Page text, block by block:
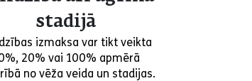
stadijā
izmaksa var tikt veikta
20% vai 100% apmērā
no vēža veida un stadijas.